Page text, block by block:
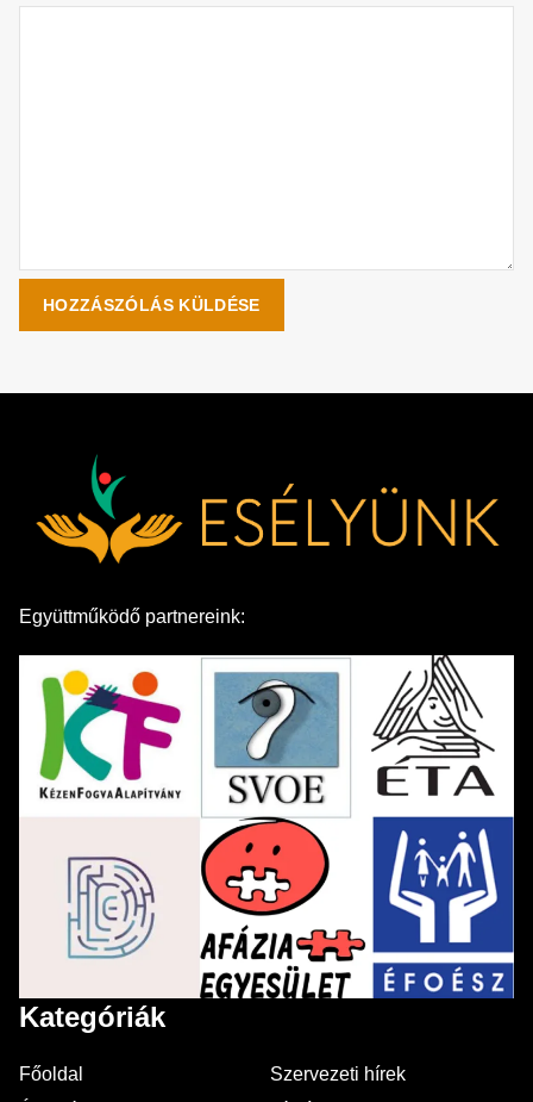
Együttműködő partnereink:
Kategóriák
Főoldal
Szervezeti hírek